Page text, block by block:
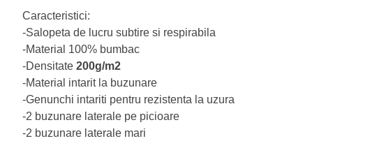
Caracteristici:
-Salopeta de lucru subtire si respirabila
-Material 100% bumbac
-Densitate 200g/m2
-Material intarit la buzunare
-Genunchi intariti pentru rezistenta la uzura
-2 buzunare laterale pe picioare
-2 buzunare laterale mari